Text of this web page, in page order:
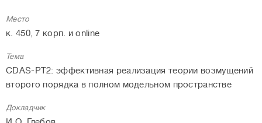
Место
к. 450, 7 корп. и online
Тема
CDAS-PT2: эффективная реализация теории возмущений
второго порядка в полном модельном пространстве
Докладчик